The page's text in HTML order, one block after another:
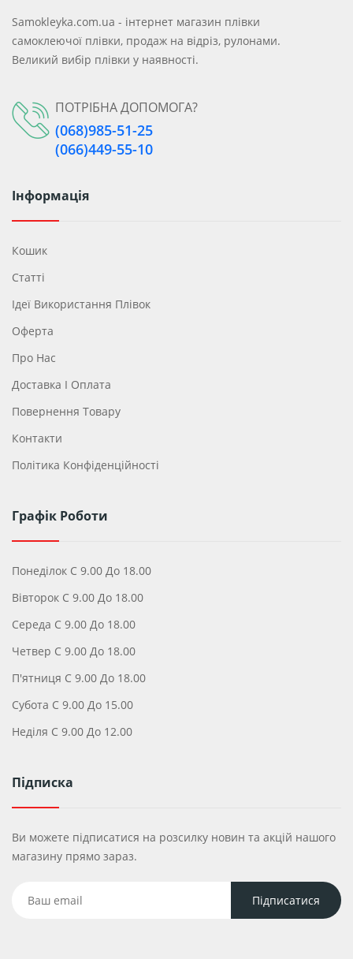
Samokleyka.com.ua - інтернет магазин плівки
самоклеючої плівки, продаж на відріз, рулонами.
Великий вибір плівки у наявності.
ПОТРІБНА ДОПОМОГА?
(068)985-51-25
(066)449-55-10
Інформація
Кошик
Статті
Ідеї ​​використання Плівок
Оферта
Про Нас
Доставка І Оплата
Повернення Товару
Контакти
Політика Конфіденційності
Графік Роботи
Понеділок С 9.00 До 18.00
Вівторок С 9.00 До 18.00
Середа С 9.00 До 18.00
Четвер С 9.00 До 18.00
П'ятниця С 9.00 До 18.00
Субота С 9.00 До 15.00
Неділя С 9.00 До 12.00
Підписка
Ви можете підписатися на розсилку новин та акцій нашого
магазину прямо зараз.